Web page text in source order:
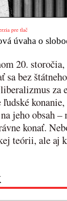
pre tlač
úvaha o
20.
sa bez
jeho obsah
konať.
teórii, ale